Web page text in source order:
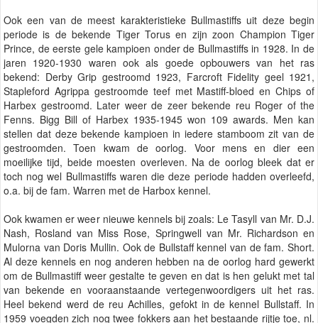
Ook een van de meest karakteristieke Bullmastiffs uit deze begin
periode is de bekende Tiger Torus en zijn zoon Champion Tiger
Prince, de eerste gele kampioen onder de Bullmastiffs in 1928. In de
jaren 1920-1930 waren ook als goede opbouwers van het ras
bekend: Derby Grip gestroomd 1923, Farcroft Fidelity geel 1921,
Stapleford Agrippa gestroomde teef met Mastiff-bloed en Chips of
Harbex gestroomd. Later weer de zeer bekende reu Roger of the
Fenns. Bigg Bill of Harbex 1935-1945 won 109 awards. Men kan
stellen dat deze bekende kampioen in iedere stamboom zit van de
gestroomden. Toen kwam de oorlog. Voor mens en dier een
moeilijke tijd, beide moesten overleven. Na de oorlog bleek dat er
toch nog wel Bullmastiffs waren die deze periode hadden overleefd,
o.a. bij de fam. Warren met de Harbox kennel.
Ook kwamen er weer nieuwe kennels bij zoals: Le Tasyll van Mr. D.J.
Nash, Rosland van Miss Rose, Springwell van Mr. Richardson en
Mulorna van Doris Mullin. Ook de Bullstaff kennel van de fam. Short.
Al deze kennels en nog anderen hebben na de oorlog hard gewerkt
om de Bullmastiff weer gestalte te geven en dat is hen gelukt met tal
van bekende en vooraanstaande vertegenwoordigers uit het ras.
Heel bekend werd de reu Achilles, gefokt in de kennel Bullstaff. In
1959 voegden zich nog twee fokkers aan het bestaande rijtje toe, nl.